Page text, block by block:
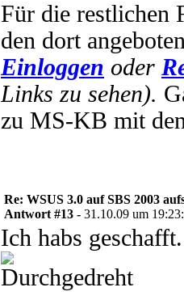
Für die restlichen
den dort
Einloggen oder
Links zu sehen).
zu MS-KB mit
Re: WSUS 3.0 auf SBS 2003
Antwort #13 - 31.10.09 um
Ich habs